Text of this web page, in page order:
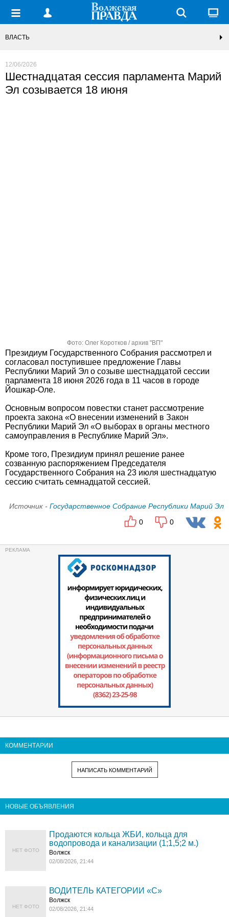
ВЛАСТЬ
12/06/2026
Шестнадцатая сессия парламента Марий
Эл созывается 18 июня
Фото: Олег Коротков / архив "ВП"
Президиум Государственного Собрания рассмотрел и
согласовал поступившее предложение Главы
Республики Марий Эл о созыве шестнадцатой сессии
парламента 18 июня 2026 года в 11 часов в городе
Йошкар-Оле.
Основным вопросом повестки станет рассмотрение
проекта закона «О внесении изменений в Закон
Республики Марий Эл «О выборах в органы местного
самоуправления в Республике Марий Эл».
Кроме того, Президиум принял решение ранее
созванную распоряжением Председателя
Государственного Собрания на 23 июля шестнадцатую
сессию считать семнадцатой сессией.
Источник - Государственное Собрание Республики Марий Эл
0
0
КОММЕНТАРИИ
НАПИСАТЬ КОММЕНТАРИЙ
НОВЫЕ ОБЪЯВЛЕНИЯ
НЕТ ФОТО
Продаются кольца ЖБИ, кольца для
водопровода и канализации (1;1,5;2 м.)
Волжск
02/08/2026, 21:44
НЕТ ФОТО
ВОДИТЕЛЬ КАТЕГОРИИ «C»
Волжск
02/08/2026, 21:44